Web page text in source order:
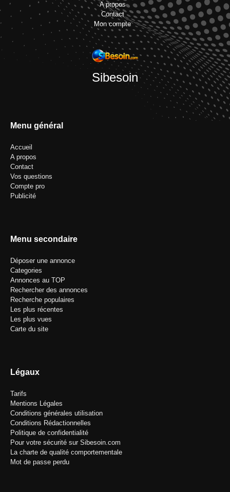
A propos
Contact
Mon compte
Sibesoin
Menu général
Accueil
A propos
Contact
Vos questions
Compte pro
Publicité
Menu secondaire
Déposer une annonce
Categories
Annonces au TOP
Rechercher des annonces
Recherche populaires
Les plus récentes
Les plus vues
Carte du site
Légaux
Tarifs
Mentions Légales
Conditions générales utilisation
Conditions Rédactionnelles
Politique de confidentialité
Pour votre sécurité sur Sibesoin.com
La charte de qualité comportementale
Mot de passe perdu